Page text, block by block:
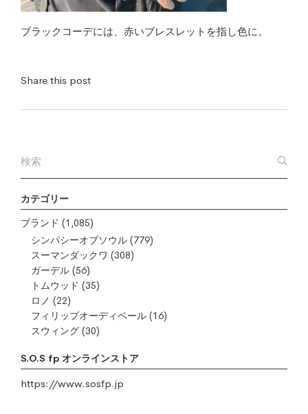
カテゴリー
ブランド (1,085)
シンパシーオブソウル (779)
スーマンダックワ (308)
ガーデル (56)
トムウッド (35)
ロノ (22)
フィリップオーディベール (16)
スウィング (30)
S.O.S fp オンラインストア
https://www.sosfp.jp
ブラックコーデには、赤いブレスレットを指し色に。
Share this post